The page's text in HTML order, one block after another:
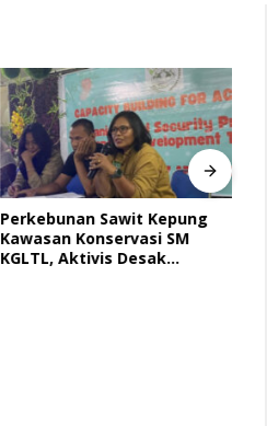
Perkebunan Sawit Kepung
Kawasan Konservasi SM
KGLTL, Aktivis Desak